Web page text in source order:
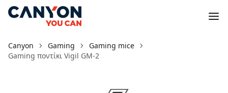
Canyon Gaming
Gaming mice
Gaming ποντίκι Vigil GM-2